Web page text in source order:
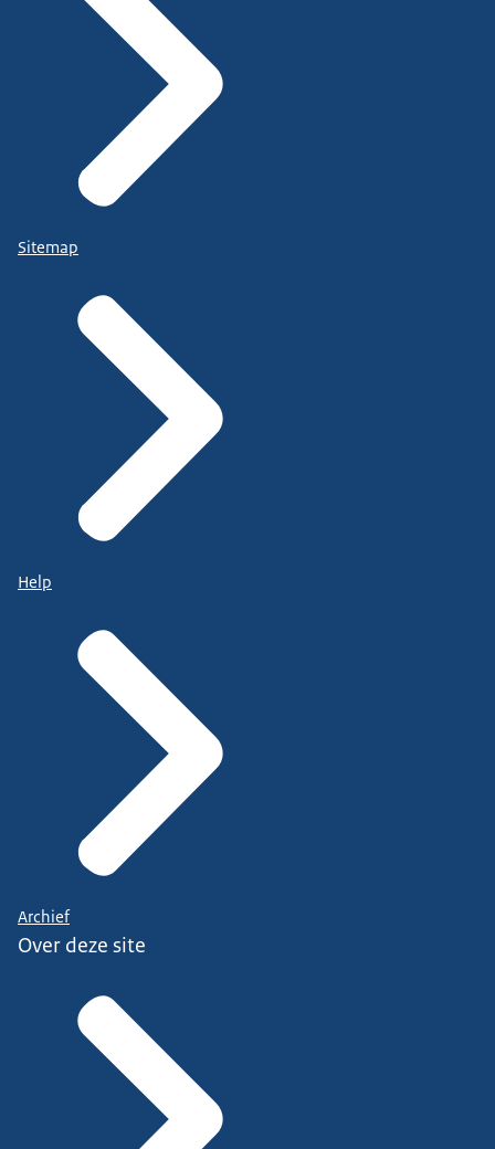
Sitemap
Help
Archief
Over deze site